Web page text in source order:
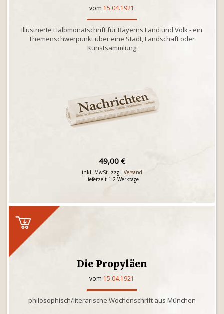
vom 15.04.1921
Illustrierte Halbmonatschrift für Bayerns Land und Volk - ein
Themenschwerpunkt über eine Stadt, Landschaft oder
Kunstsammlung
49,00 €
inkl. MwSt. zzgl. Versand
Lieferzeit 1-2 Werktage
Die Propyläen
vom 15.04.1921
philosophisch/literarische Wochenschrift aus München